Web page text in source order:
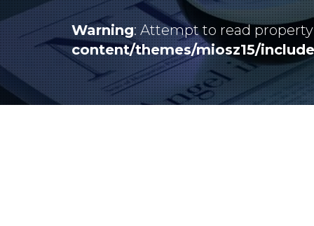
Warning: Attempt to read
content/themes/miosz15/